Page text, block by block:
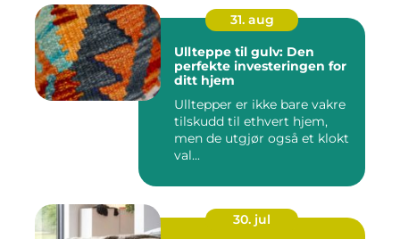
31. aug
Ullteppe til gulv: Den
perfekte investeringen for
ditt hjem
Ulltepper er ikke bare vakre
tilskudd til ethvert hjem,
men de utgjør også et klokt
val...
30. jul